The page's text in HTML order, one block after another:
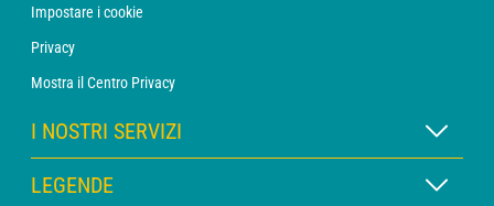
Impostare i cookie
Privacy
Mostra il Centro Privacy
I NOSTRI SERVIZI
Abbonamento METEO Xpert
LEGENDE